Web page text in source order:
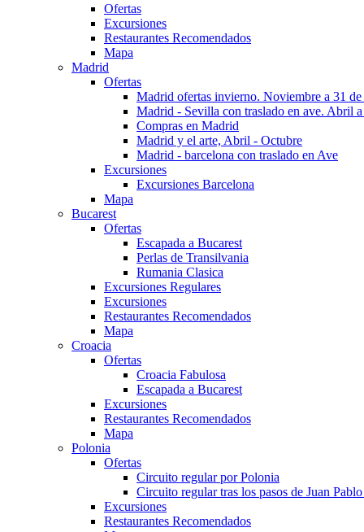
Ofertas
Excursiones
Restaurantes Recomendados
Mapa
Madrid
Ofertas
Madrid ofertas invierno. Noviembre a 31 de
Madrid - Sevilla con traslado en ave. Abril
Compras en Madrid
Madrid y el arte, Abril - Octubre
Madrid - barcelona con traslado en Ave
Excursiones
Excursiones Barcelona
Mapa
Bucarest
Ofertas
Escapada a Bucarest
Perlas de Transilvania
Rumania Clasica
Excursiones Regulares
Excursiones
Restaurantes Recomendados
Mapa
Croacia
Ofertas
Croacia Fabulosa
Escapada a Bucarest
Excursiones
Restaurantes Recomendados
Mapa
Polonia
Ofertas
Circuito regular por Polonia
Circuito regular tras los pasos de Juan
Excursiones
Restaurantes Recomendados